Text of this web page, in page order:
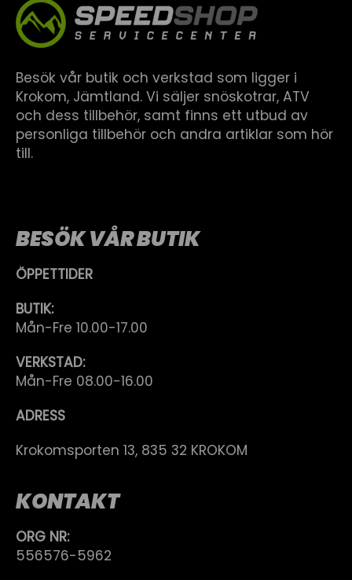
Besök vår butik och verkstad som ligger i
Krokom, Jämtland. Vi säljer snöskotrar, ATV
och dess tillbehör, samt finns ett utbud av
personliga tillbehör och andra artiklar som hör
till.
BESÖK VÅR BUTIK
ÖPPETTIDER
BUTIK:
Mån-Fre 10.00-17.00
VERKSTAD:
Mån-Fre 08.00-16.00
ADRESS
Krokomsporten 13, 835 32 KROKOM
KONTAKT
ORG NR:
556576-5962